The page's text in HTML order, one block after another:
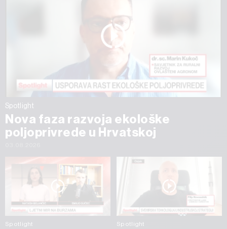
Spotlight
Nova faza razvoja ekološke
poljoprivrede u Hrvatskoj
Spotlight Spotlight